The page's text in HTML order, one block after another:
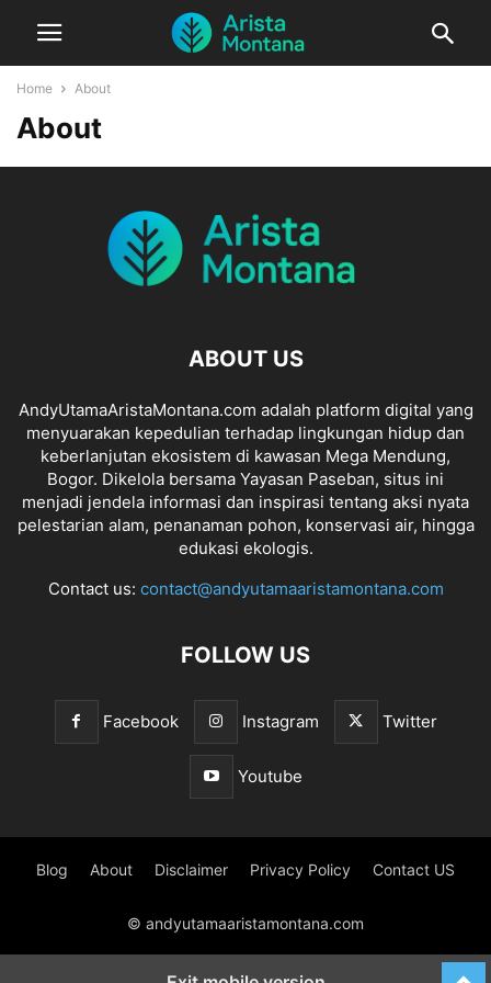
Home About
About
ABOUT US
AndyUtamaAristaMontana.com adalah platform digital yang
menyuarakan kepedulian terhadap lingkungan hidup dan
keberlanjutan ekosistem di kawasan Mega Mendung,
Bogor. Dikelola bersama Yayasan Paseban, situs ini
menjadi jendela informasi dan inspirasi tentang aksi nyata
pelestarian alam, penanaman pohon, konservasi air, hingga
edukasi ekologis.
Contact us: contact@andyutamaaristamontana.com
FOLLOW US
Facebook Instagram Twitter
Youtube
Blog About Disclaimer Privacy Policy Contact US
© andyutamaaristamontana.com